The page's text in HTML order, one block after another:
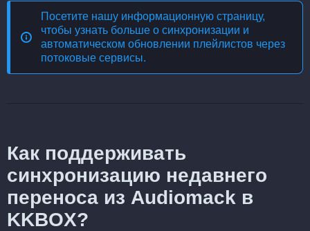
Посетите нашу информационную страницу,
чтобы узнать больше о синхронизации и
автоматическом обновлении плейлистов через
потоковые сервисы.
Как поддерживать
синхронизацию недавнего
переноса из Audiomack в
KKBOX?